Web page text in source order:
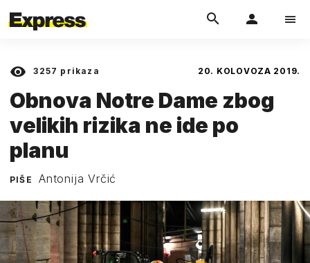
3257 prikaza 20. KOLOVOZA 2019.
Obnova Notre Dame zbog
velikih rizika ne ide po
planu
PIŠE Antonija Vrčić